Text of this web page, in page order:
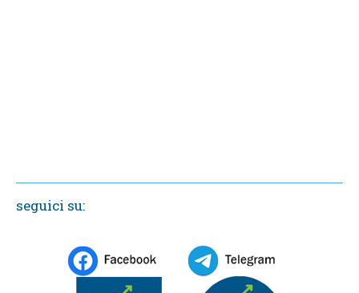
seguici su: